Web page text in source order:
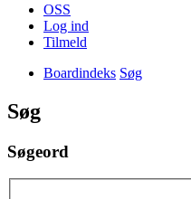
OSS
Log ind
Tilmeld
Boardindeks Søg
Søg
Søgeord